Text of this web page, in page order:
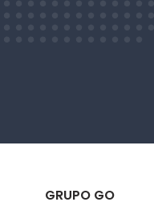
GRUPO GO